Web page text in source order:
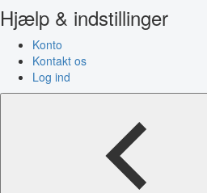
Hjælp & indstillinger
Konto
Kontakt os
Log ind